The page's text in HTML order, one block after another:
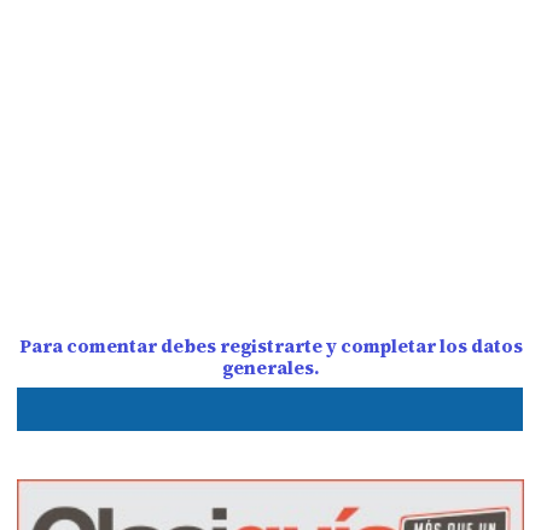
Para comentar debes registrarte y completar los datos
generales.